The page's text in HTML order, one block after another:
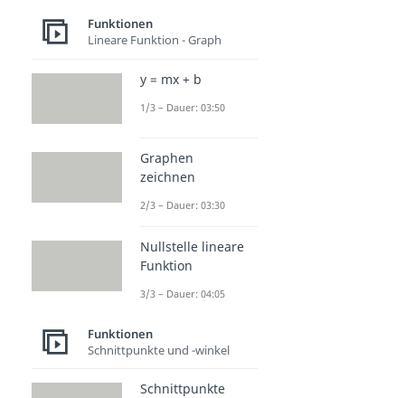
Funktionen
Lineare Funktion - Graph
y = mx + b
1/3 – Dauer: 03:50
Graphen
zeichnen
2/3 – Dauer: 03:30
Nullstelle lineare
Funktion
3/3 – Dauer: 04:05
Funktionen
Schnittpunkte und -winkel
Schnittpunkte